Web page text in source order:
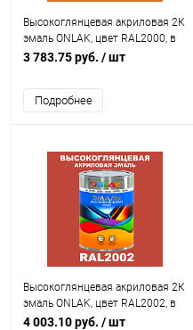
Высокоглянцевая акриловая 2К
эмаль ONLAK, цвет RAL2000, в
комплекте с отвердителем
3 783.75 руб. / шт
Подробнее
Высокоглянцевая акриловая 2К
эмаль ONLAK, цвет RAL2002, в
комплекте с отвердителем
4 003.10 руб. / шт